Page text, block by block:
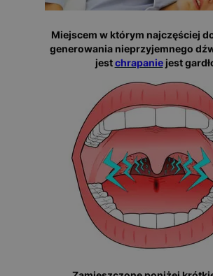
Miejscem w którym najczęściej
generowania nieprzyjemnego
jestchrapaniejest